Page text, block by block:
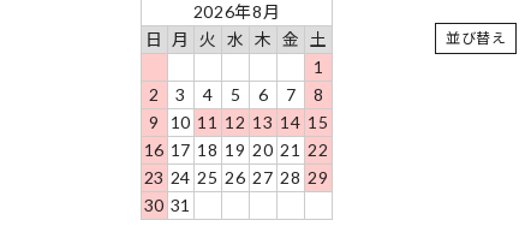
2026年8月
日
月 火 水 木 金
土
1
2
3 4 5 6 7
8
9
10 11 12 13 14 15
16 17 18 19 20 21 22
23 24 25 26 27 28 29
30 31
並び替え